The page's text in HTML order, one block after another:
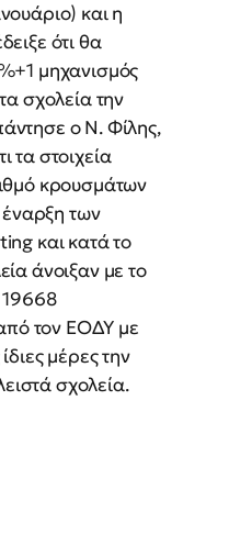
και η
ότι θα
μηχανισμός
σχολεία την
ο Ν. Φίλης,
τα στοιχεία
κρουσμάτων
έναρξη των
και κατά το
άνοιξαν με το
τον ΕΟΔΥ με
μέρες την
σχολεία.